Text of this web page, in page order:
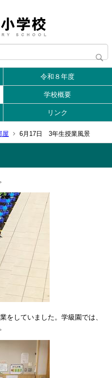
令和８年度
学校概要
リンク
屋 6月17日 3年生授業風景
していました。学級園では、